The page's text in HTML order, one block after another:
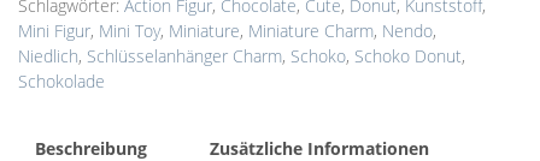
Schlagwörter: Action Figur, Chocolate, Cute, Donut, Kunststoff,
Mini Figur, Mini Toy, Miniature, Miniature Charm, Nendo,
Niedlich, Schlüsselanhänger Charm, Schoko, Schoko Donut,
Schokolade
Beschreibung
Zusätzliche Informationen